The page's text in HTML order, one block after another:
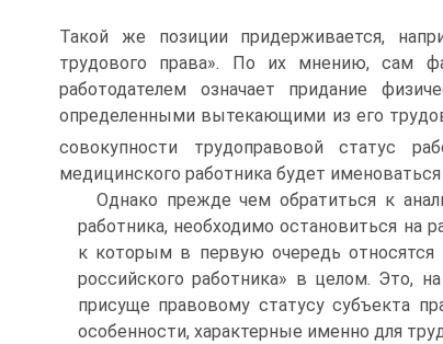
Такой же позиции придерживается,
трудового права». По их мнению, сам
работодателем означает придание
определенными вытекающими из его
совокупности трудоправовой статус
медицинского работника будет
Однако прежде чем обратиться к
работника, необходимо остановиться на
к которым в первую очередь относятся
российского работника» в целом. Это,
присуще правовому статусу субъекта
особенности, характерные именно для